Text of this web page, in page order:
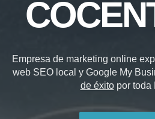
Empresa de marketing online
web SEO local y Google My
de éxitopor toda